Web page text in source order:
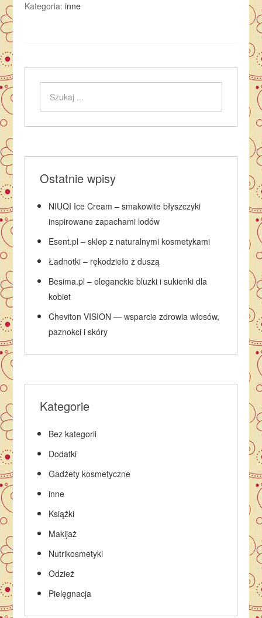
Kategoria:inne
Ostatnie wpisy
NIUQI Ice Cream – smakowite błyszczyki
inspirowane zapachami lodów
Esent.pl – sklep z naturalnymi kosmetykami
Ładnotki – rękodzieło z duszą
Besima.pl – eleganckie bluzki i sukienki dla
kobiet
Cheviton VISION — wsparcie zdrowia włosów,
paznokci i skóry
Kategorie
Bez kategorii
Dodatki
Gadżety kosmetyczne
inne
Książki
Makijaż
Nutrikosmetyki
Odzież
Pielęgnacja